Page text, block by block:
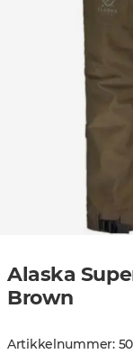
Alaska
Brown
Artikkelnummer: